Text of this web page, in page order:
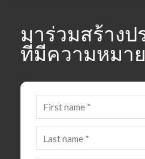
มาร่วมสร้าง
ที่มีความหมา